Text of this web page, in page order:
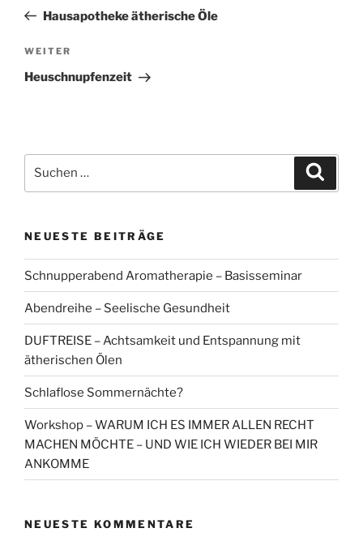
Beitrag
Hausapotheke ätherische Öle
Nächster
Beitrag
WEITER
Heuschnupfenzeit
nach:
NEUESTE BEITRÄGE
Schnupperabend Aromatherapie – Basisseminar
Abendreihe – Seelische Gesundheit
DUFTREISE – Achtsamkeit und Entspannung mit
ätherischen Ölen
Schlaflose Sommernächte?
Workshop – WARUM ICH ES IMMER ALLEN RECHT
MACHEN MÖCHTE – UND WIE ICH WIEDER BEI MIR
ANKOMME
NEUESTE KOMMENTARE